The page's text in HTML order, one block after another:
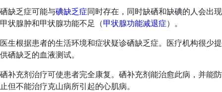
硒缺乏症可能与碘缺乏症同时存在，同时缺硒和缺碘的人会出现
甲状腺肿和甲状腺功能不足（甲状腺功能减退症）。
医生根据患者的生活环境和症状疑诊硒缺乏症。医疗机构很少提
供硒缺乏的血液测试。
硒补充剂治疗可使患者完全康复。硒补充剂能治愈此病，并能防
止但不能治疗克山病所引起的心肌病。